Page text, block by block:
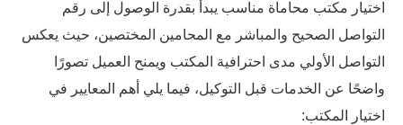
اختيار مكتب محاماة مناسب يبدأ بقدرة الوصول إلى رقم
التواصل الصحيح والمباشر مع المحامين المختصين، حيث يعكس
التواصل الأولي مدى احترافية المكتب ويمنح العميل تصورًا
واضحًا عن الخدمات قبل التوكيل، فيما يلي أهم المعايير في
اختيار المكتب: